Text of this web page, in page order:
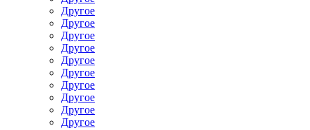
Другое
Другое
Другое
Другое
Другое
Другое
Другое
Другое
Другое
Другое